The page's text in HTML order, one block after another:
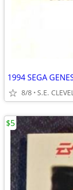
1994 SEGA
8/8 S.E.
$5